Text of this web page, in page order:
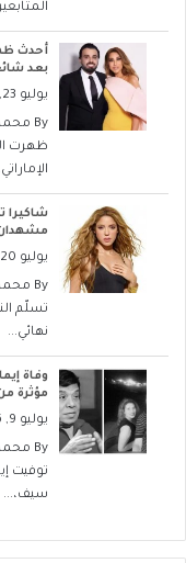
أحدث
بعد
يوليو 23, 2026
By
ظهرت
شاكيرا
مشهدان
يوليو 20, 2026
By
تسلّم
نهائي...
مؤثرة
يوليو 9, 2026
By
توفيت
سيف،...